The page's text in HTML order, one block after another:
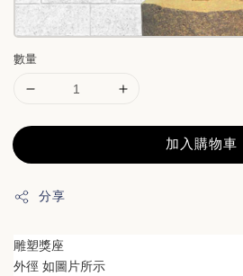
數量
加入購物車
分享
雕塑獎座
外徑 如圖片所示